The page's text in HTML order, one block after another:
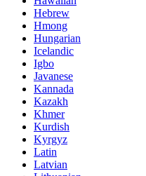
Hebrew
Hmong
Hungarian
Icelandic
Igbo
Javanese
Kannada
Kazakh
Khmer
Kurdish
Kyrgyz
Latin
Latvian